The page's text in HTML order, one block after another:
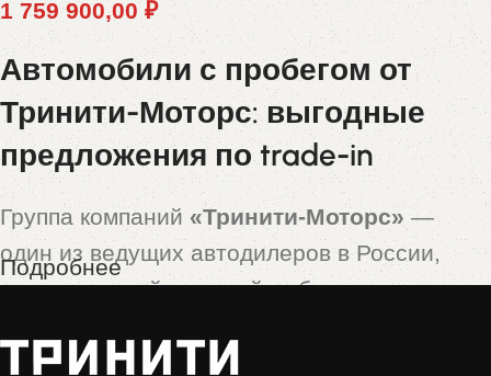
1 759 900,00₽
Автомобили с пробегом от
Тринити-Моторс: выгодные
предложения по trade-in
Группа компаний«Тринити-Моторс» —
один из ведущих автодилеров в России,
предлагающий широкий выбор новых и
популярностью пользуются машины,
Подробнее